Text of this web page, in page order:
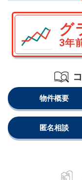
グ
3年
物件概要
匿名相談